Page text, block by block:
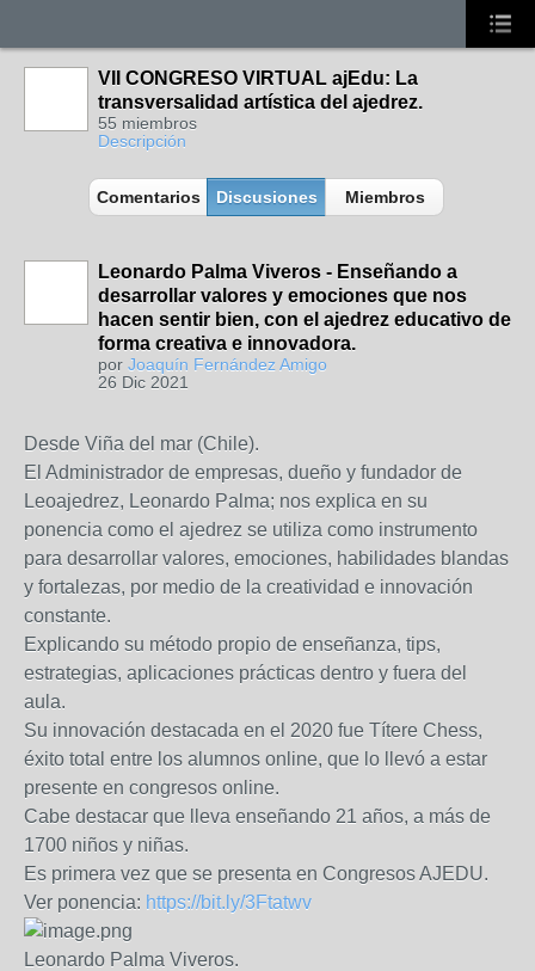
VII CONGRESO VIRTUAL ajEdu: La
transversalidad artística del ajedrez.
55 miembros
Descripción
Comentarios Discusiones Miembros
Leonardo Palma Viveros - Enseñando a
desarrollar valores y emociones que nos
hacen sentir bien, con el ajedrez educativo de
forma creativa e innovadora.
por Joaquín Fernández Amigo
26 Dic 2021
Desde Viña del mar (Chile).
El Administrador de empresas, dueño y fundador de
Leoajedrez, Leonardo Palma; nos explica en su
ponencia como el ajedrez se utiliza como instrumento
para desarrollar valores, emociones, habilidades blandas
y fortalezas, por medio de la creatividad e innovación
constante.
Explicando su método propio de enseñanza, tips,
estrategias, aplicaciones prácticas dentro y fuera del
aula.
Su innovación destacada en el 2020 fue Títere Chess,
éxito total entre los alumnos online, que lo llevó a estar
presente en congresos online.
Cabe destacar que lleva enseñando 21 años, a más de
1700 niños y niñas.
Es primera vez que se presenta en Congresos AJEDU.
Ver ponencia: https://bit.ly/3Ftatwv
Leonardo Palma Viveros.